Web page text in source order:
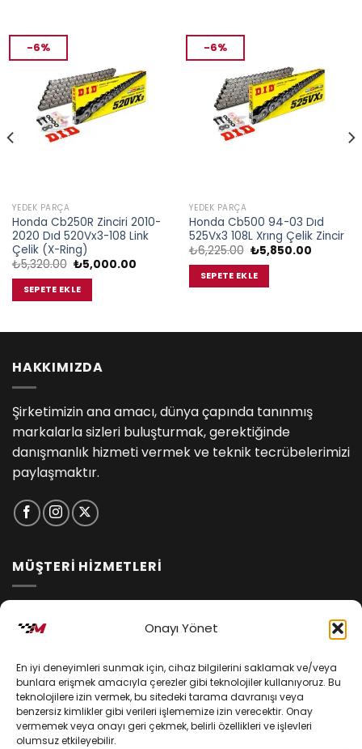
Onayı Yönet
En iyi deneyimleri sunmak için, cihaz bilgilerini saklamak ve/veya
bunlara erişmek amacıyla çerezler gibi teknolojiler kullanıyoruz. Bu
teknolojilere izin vermek, bu sitedeki tarama davranışı veya
benzersiz kimlikler gibi verileri işlememize izin verecektir. Onay
vermemek veya onayı geri çekmek, belirli özellikleri ve işlevleri
olumsuz etkileyebilir.
-6%
YEDEK PARÇA
Honda Cb250R Zinciri 2010-
2020 Dıd 520Vx3-108 Link
Çelik (X-Ring)
₺5,320.00 Orijinal
fiyat:
₺5,320.00.
₺5,000.00Şu
SEPETE EKLE
-6%
YEDEK PARÇA
Honda Cb500 94-03 Dıd
525Vx3 108L Xrıng Çelik Zincir
₺6,225.00 Orijinal
fiyat:
₺6,225.00.
₺5,850.00Şu
SEPETE EKLE
HAKKIMIZDA
Şirketimizin ana amacı, dünya çapında tanınmış
markalarla sizleri buluşturmak, gerektiğinde
danışmanlık hizmeti vermek ve teknik tecrübelerimizi
paylaşmaktır.
MÜŞTERİ HİZMETLERİ
Kişisel Verilerin Korunması
Mesafeli Satış Sözleşmesi